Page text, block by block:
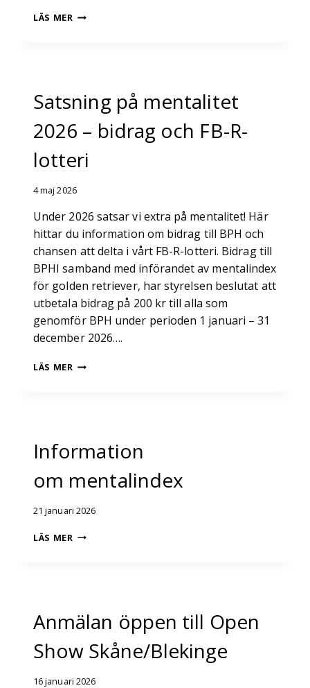
LÄS MER EUROPEAN
Satsning på mentalitet
2026 – bidrag och FB-R-
lotteri
4 maj 2026
Under 2026 satsar vi extra på mentalitet! Här
hittar du information om bidrag till BPH och
chansen att delta i vårt FB-R-lotteri. Bidrag till
BPHI samband med införandet av mentalindex
för golden retriever, har styrelsen beslutat att
utbetala bidrag på 200 kr till alla som
genomför BPH under perioden 1 januari – 31
december 2026….
LÄS MER SATSNING
OCH
FB-
R-
LOTTERI
Information
om mentalindex
21 januari 2026
LÄS MER INFORMATION
Anmälan öppen till Open
Show Skåne/Blekinge
16 januari 2026